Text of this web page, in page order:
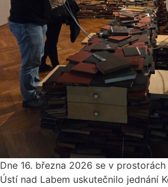
Dne 16. března 2026 se v
Ústí nad Labem uskutečnilo jednání